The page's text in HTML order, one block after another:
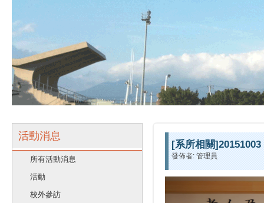
活動消息
所有活動消息
活動
校外參訪
[系所相關]20151003
發佈者: 管理員